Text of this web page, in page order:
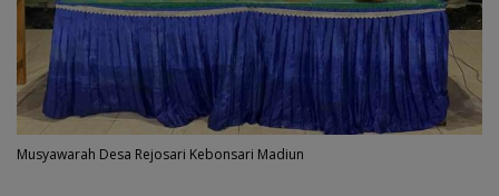
Musyawarah Desa Rejosari Kebonsari Madiun